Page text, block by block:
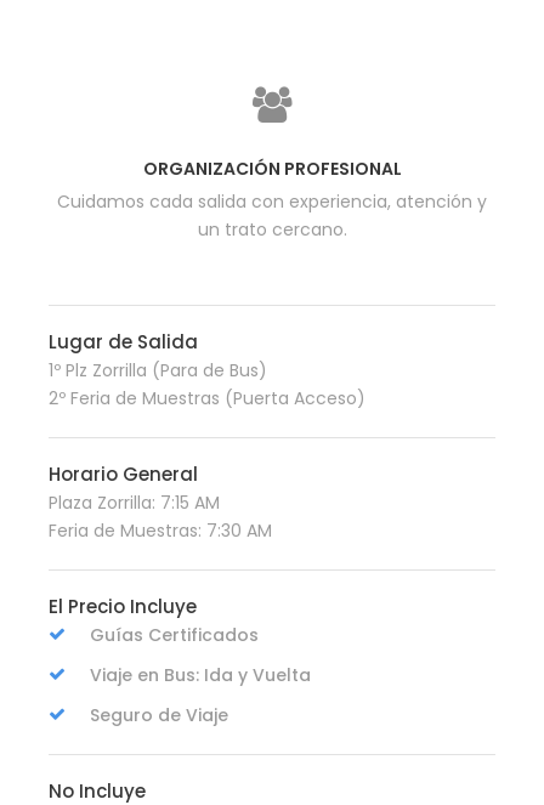
ORGANIZACIÓN PROFESIONAL
Cuidamos cada salida con experiencia, atención y
un trato cercano.
Lugar de Salida
1º Plz Zorrilla (Para de Bus)
2º Feria de Muestras (Puerta Acceso)
Horario General
Plaza Zorrilla: 7:15 AM
Feria de Muestras: 7:30 AM
El Precio Incluye
Guías Certificados
Viaje en Bus: Ida y Vuelta
Seguro de Viaje
No Incluye